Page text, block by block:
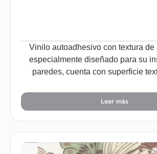
Vinilo autoadhesivo con textura de
especialmente diseñado para su
paredes, cuenta con superficie
Leer más